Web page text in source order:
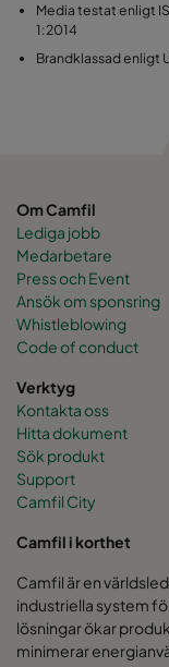
Media testat enligt
1:2014
Brandklassad enligt
Om Camfil
Lediga jobb
Medarbetare
Press och Event
Ansök om sponsring
Whistleblowing
Code of conduct
Verktyg
Kontakta oss
Hitta dokument
Sök produkt
Support
Camfil City
Camfil i korthet
Camfil är en
industriella system
lösningar ökar
minimerar